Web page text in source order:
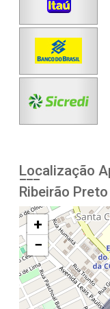
Localização
Ribeirão Preto
+
−